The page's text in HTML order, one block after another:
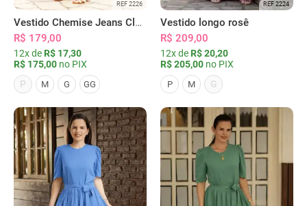
REF 2226
Vestido Chemise Jeans Clássica Serena
R$ 179,00
12x de R$ 17,30
R$ 175,00 no PIX
P
M G GG
REF 2224
Vestido longo rosê
R$ 209,00
12x de R$ 20,20
R$ 205,00 no PIX
P M G